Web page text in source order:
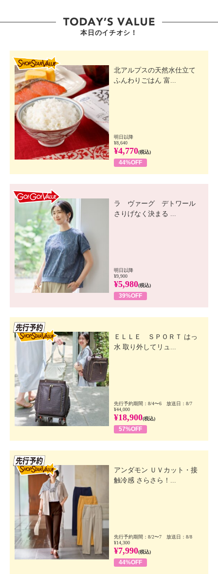
本日のイチオシ！
北アルプスの天然水仕立て
ふんわりごはん 富...
明日以降
¥8,640
¥4,770(税込)
44%OFF
ラ ヴァーグ デトワール
さりげなく決まる ...
明日以降
¥9,900
¥5,980(税込)
39%OFF
ＥＬＬＥ ＳＰＯＲＴ はっ
水 取り外してリュ...
先行予約期間：8/4〜6 放送日：8/7
¥44,000
¥18,900(税込)
57%OFF
アンダモン ＵＶカット・接
触冷感 さらさら！...
先行予約期間：8/2〜7 放送日：8/8
¥14,300
¥7,990(税込)
44%OFF